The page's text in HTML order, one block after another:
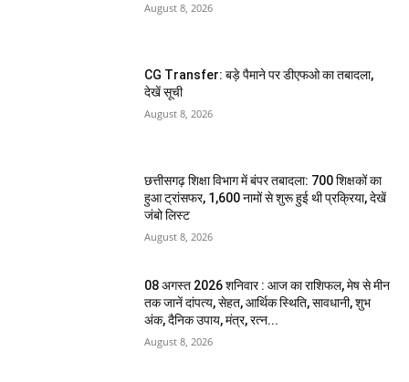
August 8, 2026
CG Transfer: बड़े पैमाने पर डीएफओ का तबादला,
देखें सूची
August 8, 2026
छत्तीसगढ़ शिक्षा विभाग में बंपर तबादला: 700 शिक्षकों का
हुआ ट्रांसफर, 1,600 नामों से शुरू हुई थी प्रक्रिया, देखें
जंबो लिस्ट
August 8, 2026
08 अगस्त 2026 शनिवार : आज का राशिफल, मेष से मीन
तक जानें दांपत्य, सेहत, आर्थिक स्थिति, सावधानी, शुभ
अंक, दैनिक उपाय, मंत्र, रत्न...
August 8, 2026